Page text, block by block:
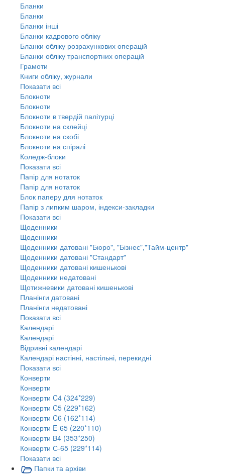
Бланки
Бланки
Бланки інші
Бланки кадрового обліку
Бланки обліку розрахункових операцій
Бланки обліку транспортних операцій
Грамоти
Книги обліку, журнали
Показати всі
Блокноти
Блокноти
Блокноти в твердій палітурці
Блокноти на склейці
Блокноти на скобі
Блокноти на спіралі
Коледж-блоки
Показати всі
Папір для нотаток
Папір для нотаток
Блок паперу для нотаток
Папір з липким шаром, індекси-закладки
Показати всі
Щоденники
Щоденники
Щоденники датовані "Бюро", "Бізнес","Тайм-центр"
Щоденники датовані "Стандарт"
Щоденники датовані кишенькові
Щоденники недатовані
Щотижневики датовані кишенькові
Планінги датовані
Планінги недатовані
Показати всі
Календарі
Календарі
Відривні календарі
Календарі настінні, настільні, перекидні
Показати всі
Конверти
Конверти
Конверти C4 (324*229)
Конверти C5 (229*162)
Конверти C6 (162*114)
Конверти E-65 (220*110)
Конверти В4 (353*250)
Конверти С-65 (229*114)
Показати всі
Папки та архіви